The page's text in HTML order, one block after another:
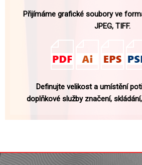
Přijímáme grafické soubory ve
JPEG, TIFF.
Definujte velikost a umístění
doplňkové služby značení,